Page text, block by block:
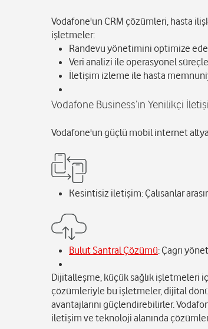
Vodafone'un CRM çözümleri, hasta
işletmeler:
Randevu yönetimini optimize
Veri analizi ile operasyonel
İletişim izleme ile hasta
Vodafone Business’ın Yenilikçi
Vodafone'un güçlü mobil internet
Kesintisiz iletişim: Çalısanlar
Bulut Santral Çözümü: Çagrı
Dijitalleşme, küçük sağlık işletmeleri
çözümleriyle bu işletmeler, dijital
avantajlarını güçlendirebilirler.
iletişim ve teknoloji alanında